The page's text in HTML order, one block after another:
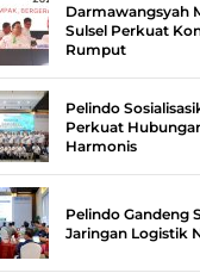
Darmawangsyah
Sulsel Perkuat
Rumput
Pelindo
Perkuat
Harmonis
Pelindo Gandeng
Jaringan Logistik